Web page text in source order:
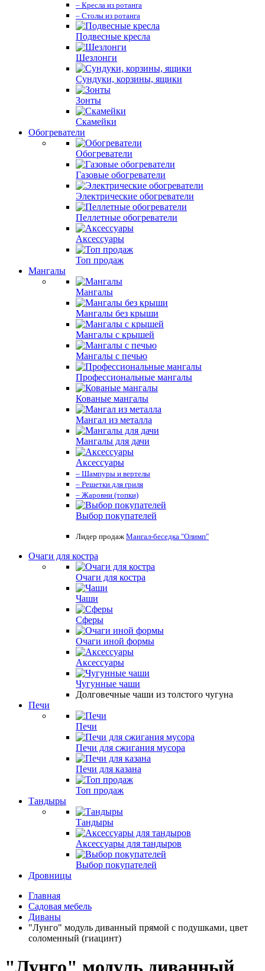
– Кресла из ротанга
– Столы из ротанга
Подвесные кресла
Шезлонги
Сундуки, корзины, ящики
Зонты
Скамейки
Обогреватели
Обогреватели
Газовые обогреватели
Электрические обогреватели
Пеллетные обогреватели
Аксессуары
Топ продаж
Мангалы
Мангалы
Мангалы без крыши
Мангалы с крышей
Мангалы с печью
Профессиональные мангалы
Кованые мангалы
Мангал из металла
Мангалы для дачи
Аксессуары
– Шампуры и вертелы
– Решетки для гриля
– Жаровни (топки)
Выбор покупателей
Лидер продаж Мангал-беседка "Олимп"
Очаги для костра
Очаги для костра
Чаши
Сферы
Очаги иной формы
Аксессуары
Чугунные чаши
Долговечные чаши из толстого чугуна
Печи
Печи
Печи для сжигания мусора
Печи для казана
Топ продаж
Тандыры
Тандыры
Аксессуары для тандыров
Выбор покупателей
Дровницы
Главная
Садовая мебель
Диваны
"Лунго" модуль диванный прямой с подушками, цвет
соломенный (гиацинт)